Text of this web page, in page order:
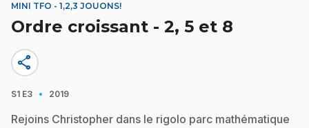
MINI TFO - 1,2,3 JOUONS!
Ordre croissant - 2, 5 et 8
share
S1 E3 · 2019
Rejoins Christopher dans le rigolo parc mathématique